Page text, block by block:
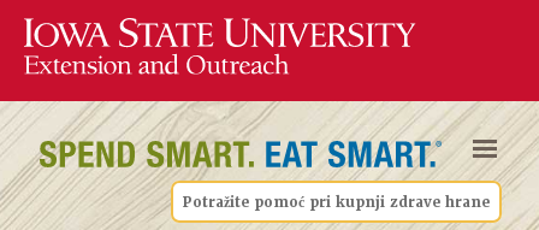
Potražite pomoć pri kupnji zdrave hrane